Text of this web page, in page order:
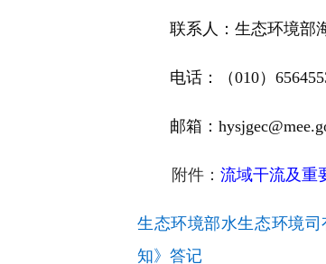
联系人：生态环境部
电话：（010）
邮箱：
附件： 流域干流及重
生态环境部水生态环境
知》答记